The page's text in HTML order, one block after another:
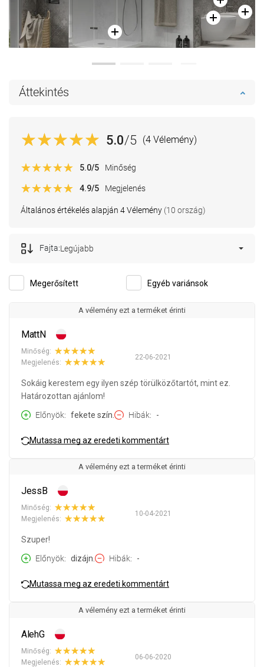
Áttekintés
5.0/5 (4 Vélemény)
Általános értékelés alapján 4 Vélemény (10 ország)
5.0/5 Minőség
4.9/5 Megjelenés
Megerősített Egyéb variánsok
Fajta:Legújabb
A vélemény ezt a terméket érinti
MattN
22-06-2021
Minőség:
Megjelenés:
Sokáig kerestem egy ilyen szép törülközőtartót, mint ez.
Határozottan ajánlom!
Előnyök
fekete szín. Hibák -
Mutassa meg az eredeti kommentárt
A vélemény ezt a terméket érinti
JessB
10-04-2021
Minőség:
Megjelenés:
Szuper!
Előnyök
dizájn. Hibák -
Mutassa meg az eredeti kommentárt
A vélemény ezt a terméket érinti
AlehG
06-06-2020
Minőség:
Megjelenés: